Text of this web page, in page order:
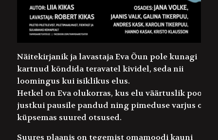
Näitekirjanik ja lavastaja Eva Õun pole kunagi
kartnud kõndida teravatel kividel, seda nii
loomingus kui isiklikus elus.
Hetkel on Eva olukorras, kus elu väärtuslik pool on
justkui pausile pandud ning pimeduse varjus on
küpsemas suured otsused.
Suures plaanis on tegemist omamoodi kauni